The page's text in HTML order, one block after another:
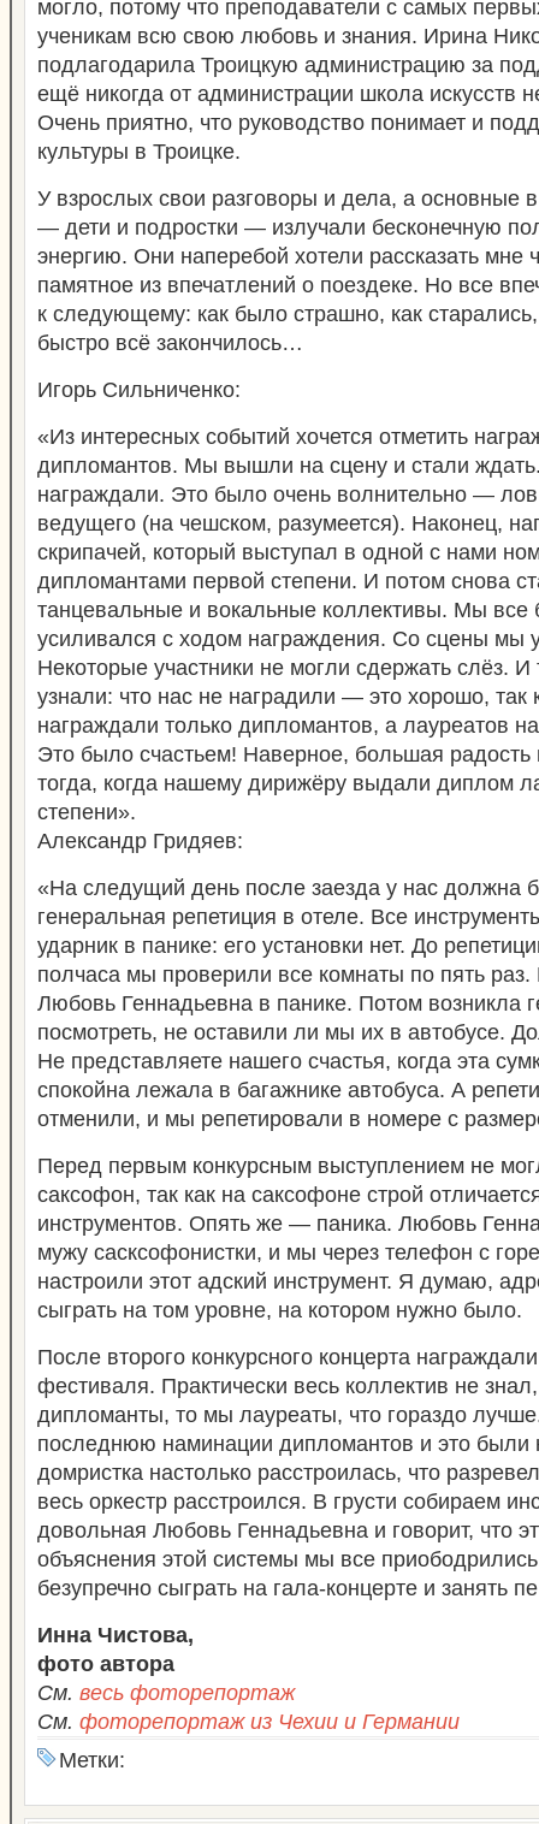
могло, потому что преподаватели с самых
ученикам всю свою любовь и знания. Ирина
подлагодарила Троицкую администрацию за
ещё никогда от администрации школа искусств
Очень приятно, что руководство понимает и
культуры в Троицке.
У взрослых свои разговоры и дела, а основные
— дети и подростки — излучали бесконечную
энергию. Они наперебой хотели рассказать мне
памятное из впечатлений о поездеке. Но все
к следующему: как было страшно, как
быстро всё закончилось…
Игорь Сильниченко:
«Из интересных событий хочется отметить
дипломантов. Мы вышли на сцену и стали
награждали. Это было очень волнительно —
ведущего (на чешском, разумеется). Наконец,
скрипачей, который выступал в одной с нами
дипломантами первой степени. И потом снова
танцевальные и вокальные коллективы. Мы
усиливался с ходом награждения. Со сцены мы
Некоторые участники не могли сдержать слёз.
узнали: что нас не наградили — это хорошо, так
награждали только дипломантов, а лауреатов
Это было счастьем! Наверное, большая радость
тогда, когда нашему дирижёру выдали диплом
степени».
Александр Гридяев:
«На следущий день после заезда у нас должна
генеральная репетиция в отеле. Все
ударник в панике: его установки нет. До
полчаса мы проверили все комнаты по пять раз.
Любовь Геннадьевна в панике. Потом возникла
посмотреть, не оставили ли мы их в автобусе.
Не представляете нашего счастья, когда эта
спокойна лежала в багажнике автобуса. А
отменили, и мы репетировали в номере с
Перед первым конкурсным выступлением не
саксофон, так как на саксофоне строй
инструментов. Опять же — паника. Любовь
мужу сасксофонистки, и мы через телефон с
настроили этот адский инструмент. Я думаю,
сыграть на том уровне, на котором нужно было.
После второго конкурсного концерта
фестиваля. Практически весь коллектив не
дипломанты, то мы лауреаты, что гораздо
последнюю наминации дипломантов и это
домристка настолько расстроилась, что
весь оркестр расстроился. В грусти собираем
довольная Любовь Геннадьевна и говорит, что
объяснения этой системы мы все
безупречно сыграть на гала-концерте и занять
Инна Чистова,
фото автора
См. весь фоторепортаж
Cм. фоторепортаж из Чехии и Германии
Метки: